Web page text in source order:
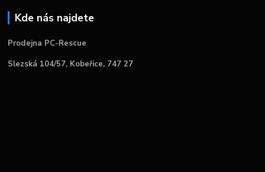
Kde nás najdete
Prodejna PC-Rescue
Slezská 104/57, Kobeřice, 747 27